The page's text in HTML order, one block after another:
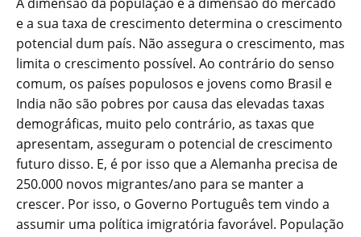
e a sua taxa de crescimento determina o crescimento
potencial dum país. Não assegura o crescimento, mas
limita o crescimento possível. Ao contrário do senso
comum, os países populosos e jovens como Brasil e
India não são pobres por causa das elevadas taxas
demográficas, muito pelo contrário, as taxas que
apresentam, asseguram o potencial de crescimento
futuro disso. E, é por isso que a Alemanha precisa de
250.000 novos migrantes/ano para se manter a
crescer. Por isso, o Governo Português tem vindo a
assumir uma política imigratória favorável. População